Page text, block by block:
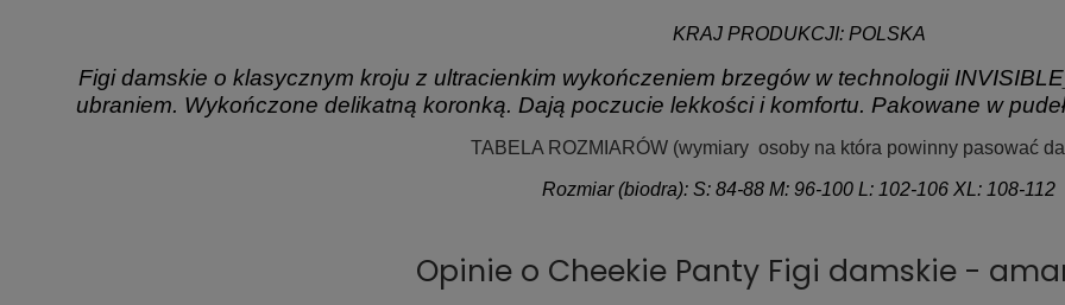
KRAJ PRODUKCJI: POLSKA
Figi damskie o klasycznym kroju z ultracienkim wykończeniem brzegów w technologii
ubraniem. Wykończone delikatną koronką. Dają poczucie lekkości i komfortu. Pakowane w
TABELA ROZMIARÓW (wymiary osoby na która powinny pasować
Rozmiar (biodra): S: 84-88 M: 96-100 L: 102-106 XL: 108-112
Opinie o Cheekie Panty Figi damskie -